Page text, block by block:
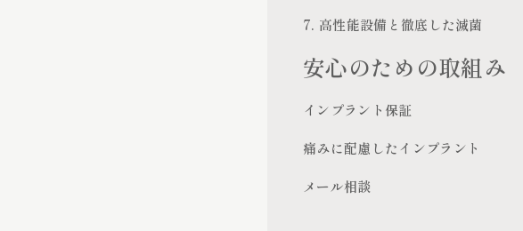
7. 高性能設備と徹底した滅菌
安心のための取組み
インプラント保証
痛みに配慮したインプラント
メール相談